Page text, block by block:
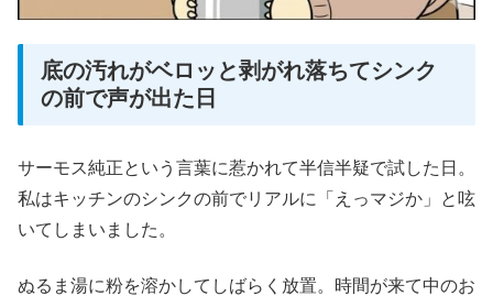
底の汚れがベロッと剥がれ落ちてシンク
の前で声が出た日
サーモス純正という言葉に惹かれて半信半疑で試した日。
私はキッチンのシンクの前でリアルに「えっマジか」と呟
いてしまいました。
ぬるま湯に粉を溶かしてしばらく放置。時間が来て中のお